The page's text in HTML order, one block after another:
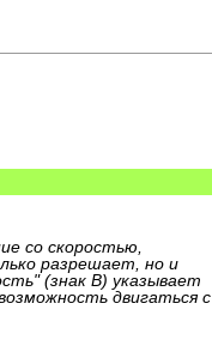
со скоростью,
разрешает, но и
(знак В) указывает
двигаться с